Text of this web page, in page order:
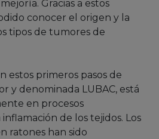
Gracias a estos
conocer el origen y la
tipos de tumores de
estos primeros pasos de
y denominada LUBAC, está
en procesos
de los tejidos. Los
ratones han sido